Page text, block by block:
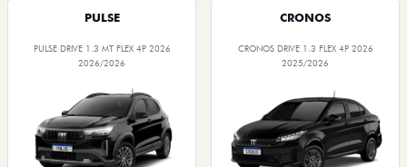
PULSE
PULSE DRIVE 1.3 MT FLEX 4P 2026
2026/2026
CRONOS
CRONOS DRIVE 1.3 FLEX 4P 2026
2025/2026